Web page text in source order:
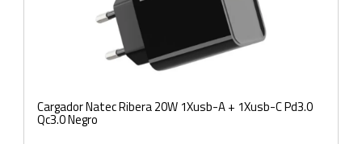
Cargador Natec Ribera 20W 1Xusb-A + 1Xusb-C Pd3.0
Qc3.0 Negro